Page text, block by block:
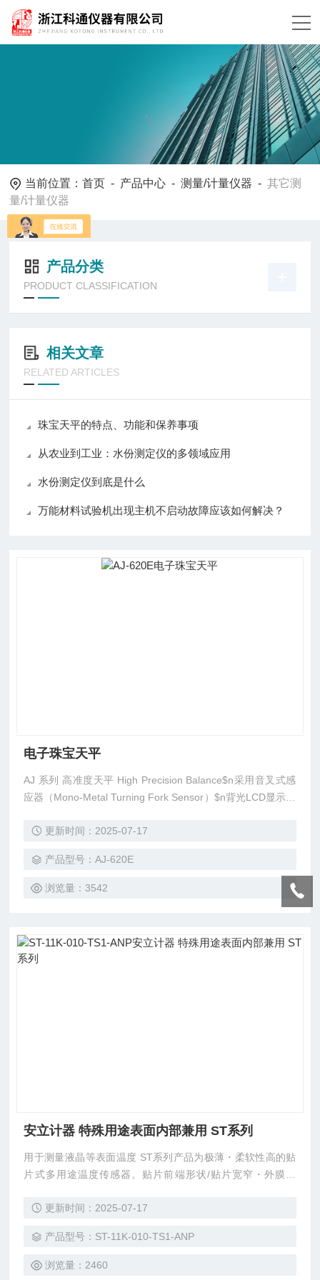
当前位置：首页 - 产品中心 -测量/计量仪器 -其它测
量/计量仪器
产品分类
PRODUCT CLASSIFICATION
相关文章
RELATED ARTICLES
珠宝天平的特点、功能和保养事项
从农业到工业：水份测定仪的多领域应用
水份测定仪到底是什么
万能材料试验机出现主机不启动故障应该如何解决？
电子珠宝天平
AJ 系列 高准度天平 High Precision Balance$n采用音叉式感
应器（Mono-Metal Turning Fork Sensor）$n背光LCD显示及
更新时间：2025-07-17
产品型号：AJ-620E
浏览量：3542
安立计器 特殊用途表面内部兼用 ST系列
用于测量液晶等表面温度 ST系列产品为极薄・柔软性高的贴
片式多用途温度传感器。贴片前端形状/贴片宽窄・外膜材
更新时间：2025-07-17
产品型号：ST-11K-010-TS1-ANP
浏览量：2460